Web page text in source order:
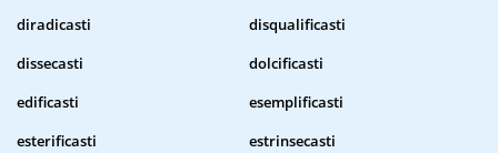
diradicasti
disqualificasti
dissecasti
dolcificasti
edificasti
esemplificasti
esterificasti
estrinsecasti